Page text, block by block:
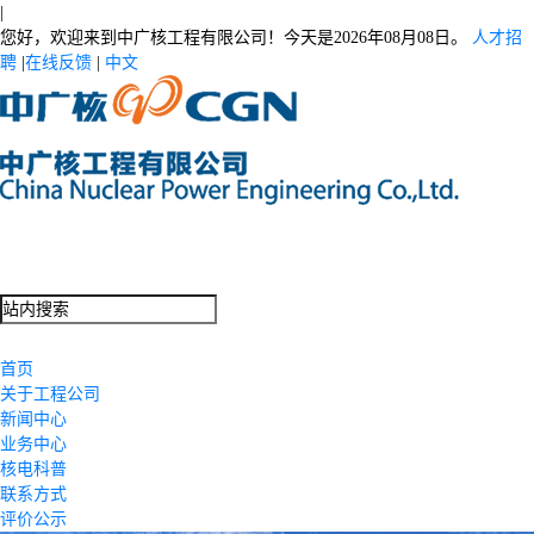
您好，欢迎来到中广核工程有限公司！今天是2026年08月08日。
人才招
聘 在线反馈 中文
首页
关于工程公司
新闻中心
业务中心
核电科普
联系方式
评价公示